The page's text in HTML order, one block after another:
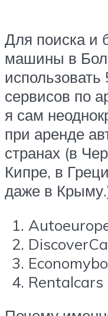
Для поиска и
машины в
сервисов по
я сам
при аренде
странах (в
Кипре, в
даже в
Rentalcars